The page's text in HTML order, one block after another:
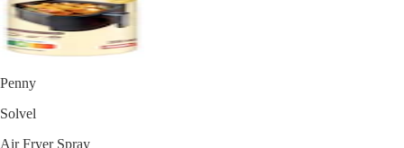
Penny
Solvel
Air Fryer Spray